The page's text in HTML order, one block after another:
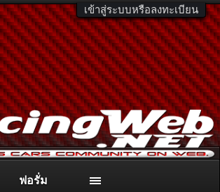
เข้าสู่ระบบหรือลงทะเบียน
racingweb@gmail.comหรือโทร. 081-811-1138
ฟอรั่ม